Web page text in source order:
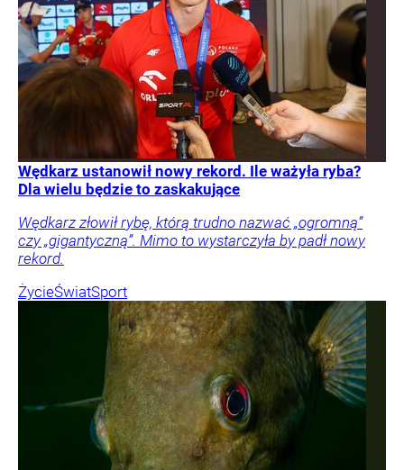
Wędkarz ustanowił nowy rekord. Ile ważyła ryba?
Dla wielu będzie to zaskakujące
Wędkarz złowił rybę, którą trudno nazwać „ogromną”
czy „gigantyczną”. Mimo to wystarczyła by padł nowy
rekord.
ŻycieŚwiatSport